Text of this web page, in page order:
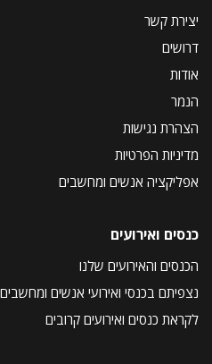
יצירת קשר
דרושים
אודות
הנמר
הצהרת נגישות
מדיניות הפרטיות
אפליקציה אנשים ומחשבים
כנסים ואירועים
הכנסים והאירועים שלנו
נצפיתם בכנסי ואירועי אנשים ומחשבים
לקראת כנסים ואירועים קרובים